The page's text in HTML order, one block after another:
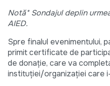
Notă* Sondajul deplin
AIED.
Spre finalul evenimentului,
primit certificate de
de donație, care va
instituției/organizației care